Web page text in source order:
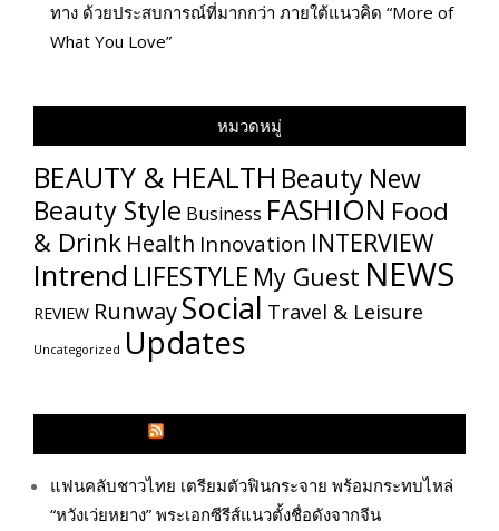
ทาง ด้วยประสบการณ์ที่มากกว่า ภายใต้แนวคิด “More of
What You Love”
หมวดหมู่
BEAUTY & HEALTH Beauty New
Beauty Style Business FASHION Food
& Drink Health Innovation INTERVIEW
Intrend LIFESTYLE My​ Guest NEWS
REVIEW RunwaySocial Travel & Leisure
Uncategorized Updates
แฟนคลับชาวไทย เตรียมตัวฟินกระจาย พร้อมกระทบไหล่
“หวังเว่ยหยาง” พระเอกซีรีส์แนวตั้งชื่อดังจากจีน